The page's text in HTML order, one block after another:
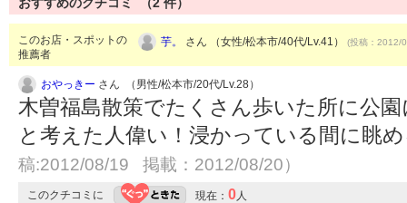
このお店・スポットの
推薦者
芋。 さん （女性/松本市/40代/Lv.41） (投稿：2012/
おやっきー さん （男性/松本市/20代/Lv.28）
木曽福島散策でたくさん歩いた所に公
と考えた人偉い！浸かっている間に眺
稿:2012/08/19 掲載：2012/08/20）
このクチコミに 現在： 0人